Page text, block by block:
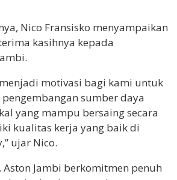
Nico Fransisko menyampaikan
kasihnya kepada
motivasi bagi kami untuk
sumber daya
yang mampu bersaing secara
kualitas kerja yang baik di
ujar Nico.
Jambi berkomitmen penuh